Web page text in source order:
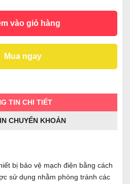
vào giỏ hàng
Mua ngay
TIN CHI TIẾT
CHUYỂN KHOẢN
bị bảo vệ mạch điện bằng cách
sử dụng nhằm phòng tránh các